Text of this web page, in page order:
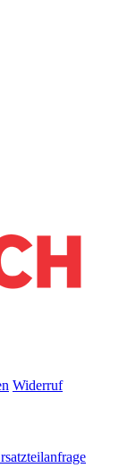
Widerruf